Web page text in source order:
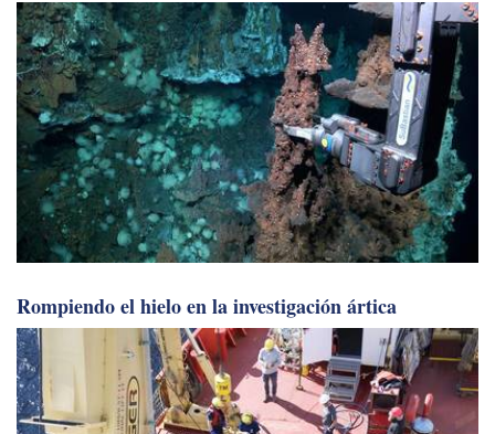
Rompiendo el hielo en la investigación ártica